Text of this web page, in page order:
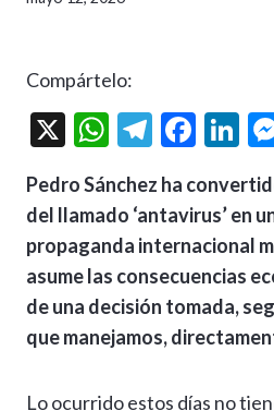
Compártelo:
X
W
at
s
A
p
p
T
e
gr
a
m
F
e
b
o
o
k
Li
ke
dI
n
Pedro Sánchez ha
del llamado ‘antavirus’ en
propaganda internacional
asume las consecuencias
de una decisión tomada,
que manejamos,
Lo ocurrido estos días no